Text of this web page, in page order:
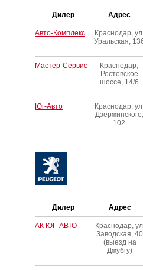
Дилер Адрес
Авто-Комплекс
Краснодар,
Уральская,
Мастер-Сервис
Краснодар,
Ростовское
шоссе, 14/6
Юг-Авто
Краснодар,
Дзержинского,
102
Дилер Адрес
АК ЮГ-АВТО
Краснодар,
Заводская, 40
(выезд на
Джубгу)